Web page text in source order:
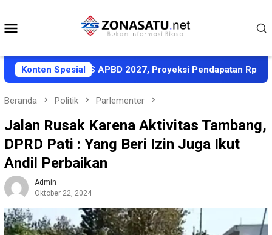
konten
Konten Spesial
KUA-PPAS APBD 2027, Proyeksi Pendapatan Rp1,8 Triliun
Beranda Politik Parlementer
Jalan Rusak Karena Aktivitas Tambang,
DPRD Pati : Yang Beri Izin Juga Ikut
Andil Perbaikan
Admin
Oktober 22, 2024